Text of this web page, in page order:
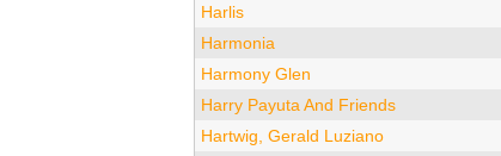
Harlis
Harmonia
Harmony Glen
Harry Payuta And Friends
Hartwig, Gerald Luziano